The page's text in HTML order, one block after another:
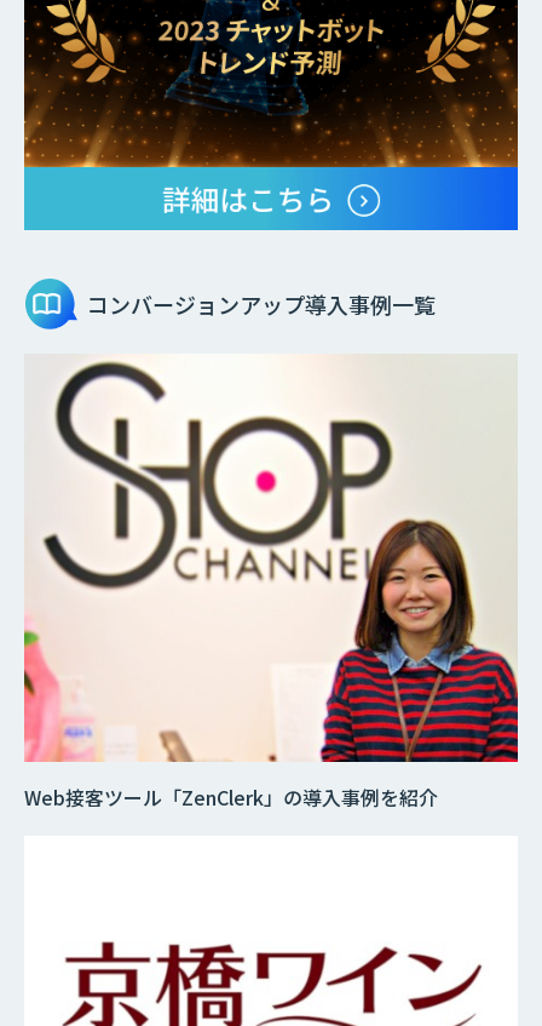
コンバージョンアップ導入事例一覧
Web接客ツール「ZenClerk」の導入事例を紹介